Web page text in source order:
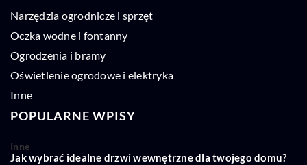
Narzędzia ogrodnicze i sprzęt
Oczka wodne i fontanny
Ogrodzenia i bramy
Oświetlenie ogrodowe i elektryka
Inne
POPULARNE WPISY
Inne
Jak wybrać idealne drzwi wewnętrzne dla twojego domu?